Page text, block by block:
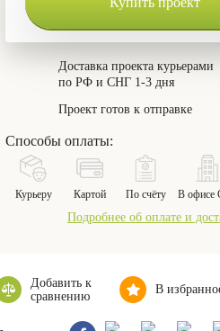
Доставка проекта курьерами
по РФ и СНГ 1-3 дня
Проект готов к отправке
Способы оплаты:
Курьеру Картой По счёту В офисе
Подробнее об оплате и
Добавить к
сравнению
В